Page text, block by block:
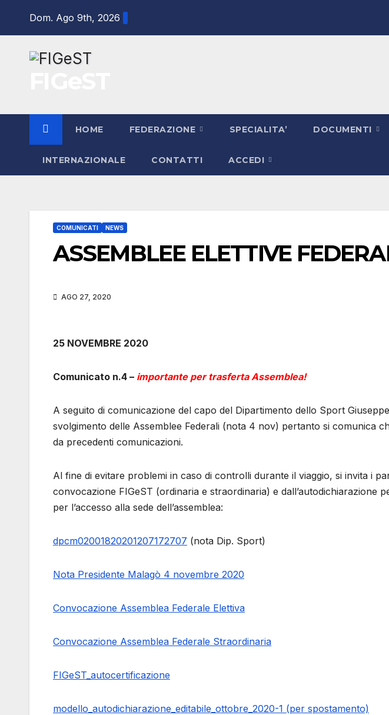
Dom. Ago 9th, 2026
HOME FEDERAZIONE SPECIALITA’ DOCUMENTI
INTERNAZIONALE CONTATTI ACCEDI
COMUNICATI NEWS
ASSEMBLEE ELETTIVE
AGO 27, 2020
25 NOVEMBRE 2020
Comunicato n.4 – importante per trasferta Assemblea!
A seguito di comunicazione del capo del Dipartimento dello Sport
svolgimento delle Assemblee Federali (nota 4 nov) pertanto si comunica
da precedenti comunicazioni.
Al fine di evitare problemi in caso di controlli durante il viaggio, si invita i
convocazione FIGeST (ordinaria e straordinaria) e dall’autodichiarazione
per l’accesso alla sede dell’assemblea:
dpcm02001820201207172707 (nota Dip. Sport)
Nota Presidente Malagò 4 novembre 2020
Convocazione Assemblea Federale Elettiva
Convocazione Assemblea Federale Straordinaria
FIGeST_autocertificazione
modello_autodichiarazione_editabile_ottobre_2020-1 (per spostamento)